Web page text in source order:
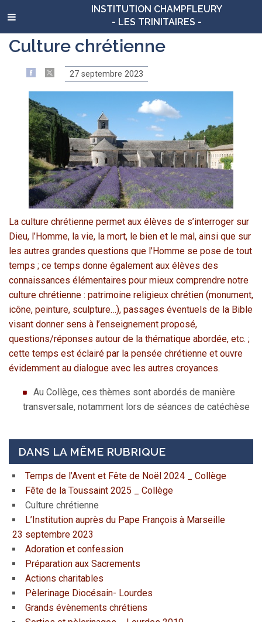
INSTITUTION CHAMPFLEURY
- LES TRINITAIRES -
Culture chrétienne
27 septembre 2023
La culture chrétienne permet aux élèves de s’interroger sur
Dieu, l’Homme, la vie, la mort, le bien et le mal, ainsi que sur
les autres grandes questions que l’Homme se pose de tout
temps ; ce temps donne également aux élèves des
connaissances élémentaires pour mieux comprendre notre
culture chrétienne : patrimoine religieux chrétien (monument,
icône, peinture, sculpture…), passages éventuels de la Bible
visant donner sens à l’enseignement proposé,
questions/réponses autour de la thématique abordée, etc. ;
cette temps est éclairé par la pensée chrétienne et ouvre
évidemment au dialogue avec les autres croyances.
Au Collège, ces thèmes sont abordés de manière
transversale, notamment lors de séances de catéchèse
DANS LA MÊME RUBRIQUE
Temps de l’Avent et Fête de Noël 2024 _ Collège
Fête de la Toussaint 2025 _ Collège
Culture chrétienne
L’Institution auprès du Pape François à Marseille
23 septembre 2023
Adoration et confession
Préparation aux Sacrements
Actions charitables
Pèlerinage Diocésain- Lourdes
Grands évènements chrétiens